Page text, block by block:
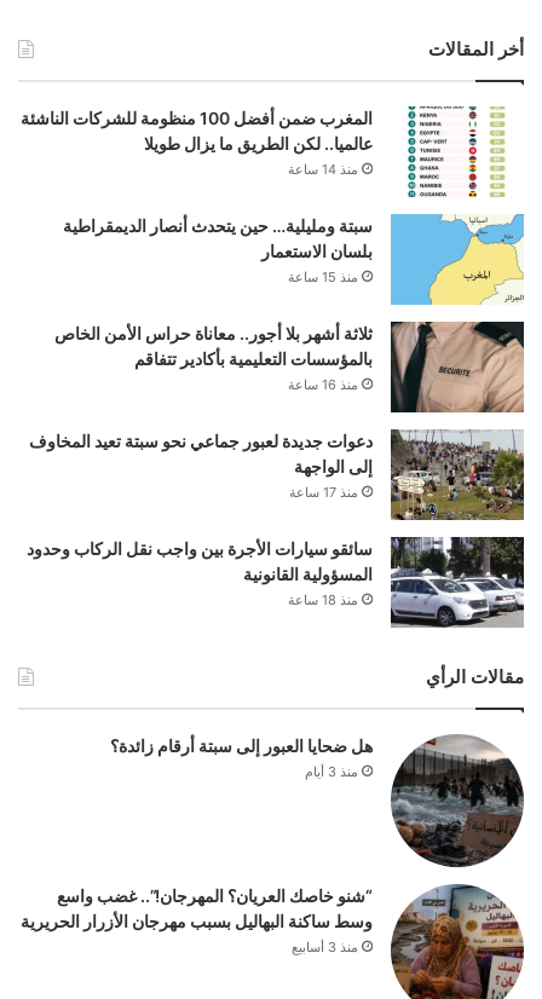
أخر المقالات
المغرب ضمن أفضل 100 منظومة للشركات الناشئة
عالميا.. لكن الطريق ما يزال طويلا
منذ 14 ساعة
سبتة ومليلية… حين يتحدث أنصار الديمقراطية
بلسان الاستعمار
منذ 15 ساعة
ثلاثة أشهر بلا أجور.. معاناة حراس الأمن الخاص
بالمؤسسات التعليمية بأكادير تتفاقم
منذ 16 ساعة
دعوات جديدة لعبور جماعي نحو سبتة تعيد المخاوف
إلى الواجهة
منذ 17 ساعة
سائقو سيارات الأجرة بين واجب نقل الركاب وحدود
المسؤولية القانونية
منذ 18 ساعة
مقالات الرأي
هل ضحايا العبور إلى سبتة أرقام زائدة؟
منذ 3 أيام
“شنو خاصك العريان؟ المهرجان!”.. غضب واسع
وسط ساكنة البهاليل بسبب مهرجان الأزرار الحريرية
منذ 3 أسابيع